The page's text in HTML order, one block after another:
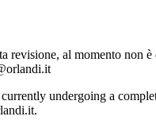
revisione, al momento non
undergoing a